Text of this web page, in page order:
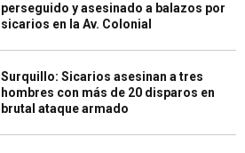
perseguido y asesinado a balazos por
sicarios en la Av. Colonial
Surquillo: Sicarios asesinan a tres
hombres con más de 20 disparos en
brutal ataque armado